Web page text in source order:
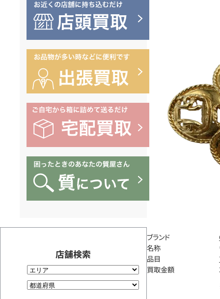
店舗検索
ブランド
名称
品目
買取金額